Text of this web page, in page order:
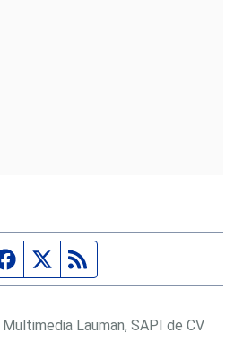
Página de Facebook
Fuente Twitter
Lauman, SAPI de CV